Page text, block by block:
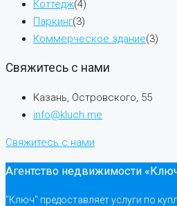
Коттедж(4)
Паркинг(3)
Коммерческое здание(3)
Свяжитесь с нами
Казань, Островского, 55
info@kluch.me
Свяжитесь с нами
Агентство недвижимости
"Ключ" предоставляет услуги по